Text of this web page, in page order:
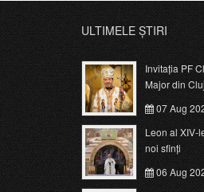
ULTIMELE ȘTIRI
Invitația PF
Major din
07 Aug
Leon al XIV-
noi sfinți
06 Aug